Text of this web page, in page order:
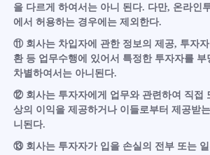
을 다르게 하여서는 아니 된다. 다만, 온라인
에서 허용하는 경우에는 제외한다.
⑪ 회사는 차입자에 관한 정보의 제공, 투자
환 등 업무수행에 있어서 특정한 투자자를
차별하여서는 아니된다.
⑫ 회사는 투자자에게 업무와 관련하여 직접
상의 이익을 제공하거나 이들로부터 제공받
니된다.
⑬ 회사는 투자자가 입을 손실의 전부 또는